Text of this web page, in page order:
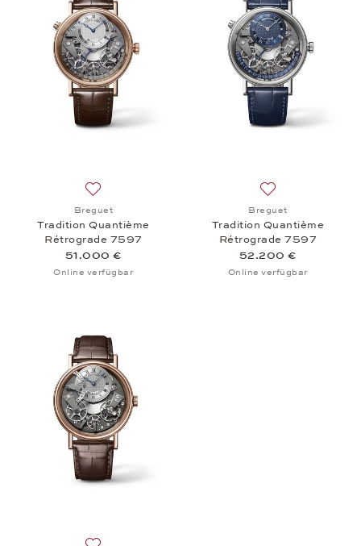
Breguet
Tradition Quantième
Rétrograde 7597
51.000 €
Online verfügbar
Breguet
Tradition Quantième
Rétrograde 7597
52.200 €
Online verfügbar